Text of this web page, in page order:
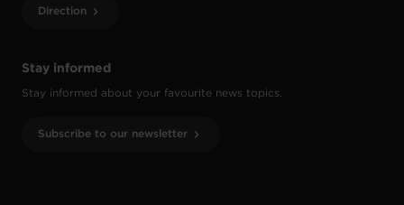
Stay informed
Stay informed about your favourite news topics.
Subscribe to our newsletter
Direction